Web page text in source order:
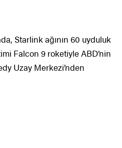
Starlink ağının 60 uyduluk
Falcon 9 roketiyle ABD’nin
Uzay Merkezi’nden